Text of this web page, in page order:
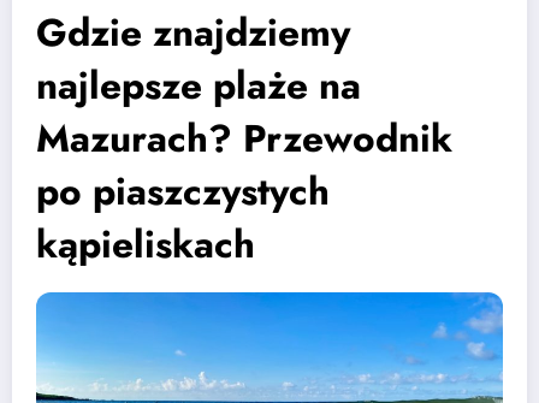
Gdzie znajdziemy
najlepsze plaże na
Mazurach? Przewodnik
po piaszczystych
kąpieliskach